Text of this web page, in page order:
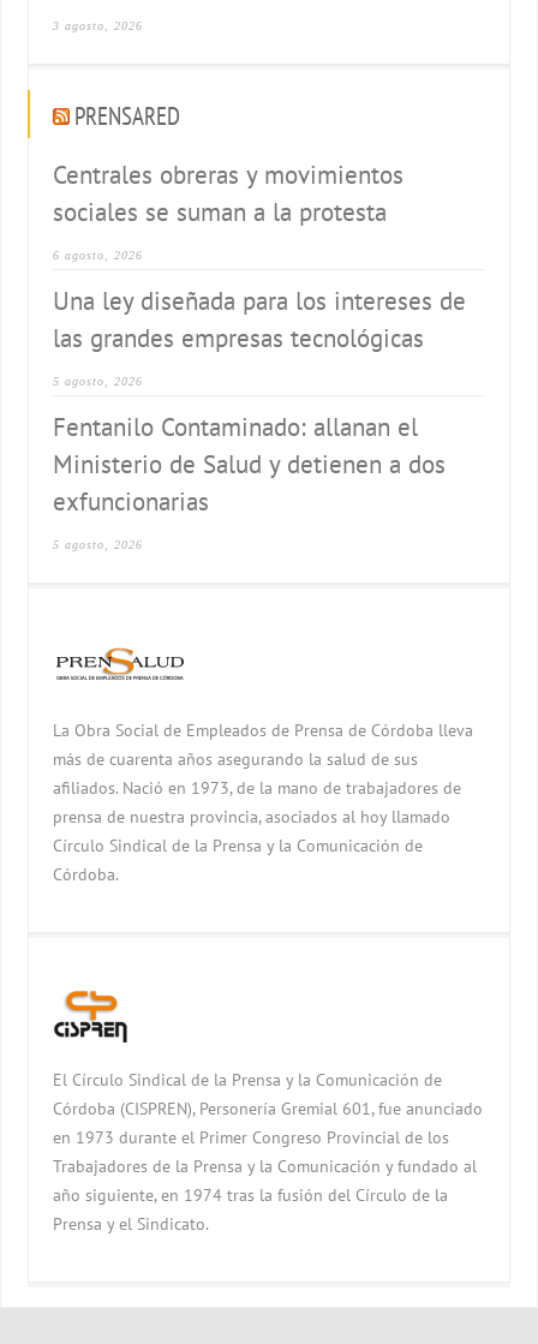
3 agosto, 2026
PRENSARED
Centrales obreras y movimientos
sociales se suman a la protesta
6 agosto, 2026
Una ley diseñada para los intereses de
las grandes empresas tecnológicas
5 agosto, 2026
Fentanilo Contaminado: allanan el
Ministerio de Salud y detienen a dos
exfuncionarias
5 agosto, 2026
La Obra Social de Empleados de Prensa de Córdoba lleva
más de cuarenta años asegurando la salud de sus
afiliados. Nació en 1973, de la mano de trabajadores de
prensa de nuestra provincia, asociados al hoy llamado
Círculo Sindical de la Prensa y la Comunicación de
Córdoba.
El Círculo Sindical de la Prensa y la Comunicación de
Córdoba (CISPREN), Personería Gremial 601, fue anunciado
en 1973 durante el Primer Congreso Provincial de los
Trabajadores de la Prensa y la Comunicación y fundado al
año siguiente, en 1974 tras la fusión del Círculo de la
Prensa y el Sindicato.